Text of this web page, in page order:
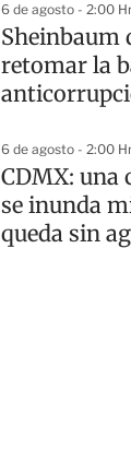
6 de agosto - 2:00
Sheinbaum
retomar la
6 de agosto - 2:00
CDMX: una
se inunda
queda sin